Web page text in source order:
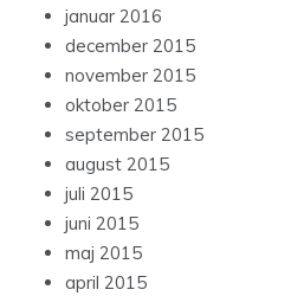
januar 2016
december 2015
november 2015
oktober 2015
september 2015
august 2015
juli 2015
juni 2015
maj 2015
april 2015